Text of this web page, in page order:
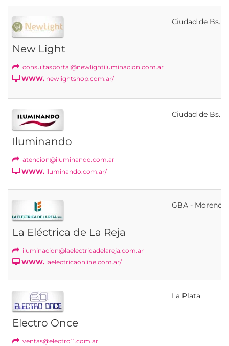
New Light
consultasportal@newlightiluminacion.com.ar
WWW. newlightshop.com.ar/
Ciudad de Bs.
Iluminando
atencion@iluminando.com.ar
WWW. iluminando.com.ar/
Ciudad de Bs.
La Eléctrica de La Reja
iluminacion@laelectricadelareja.com.ar
WWW. laelectricaonline.com.ar/
GBA - Moreno
Electro Once
ventas@electro11.com.ar
La Plata